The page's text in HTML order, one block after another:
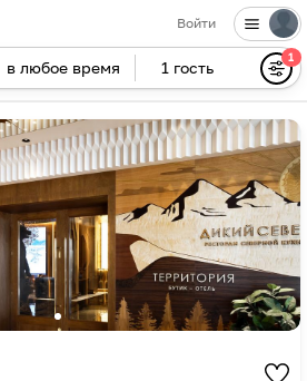
Войти
в любое время
Navigate
to
interact
with
the
calendar
and
select
a
backward
interact
with
the
calendar
and
select
1 гость
1